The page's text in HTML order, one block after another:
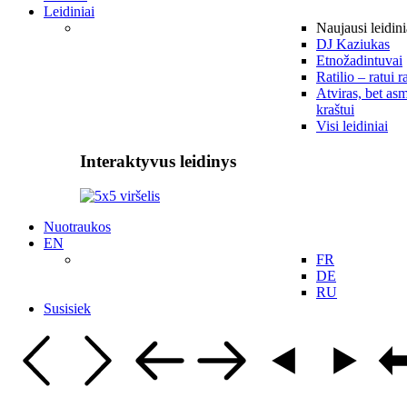
Leidiniai
Naujausi
DJ Kaziukas
Etnožadintuvai
Ratilio – ratui
Atviras, bet
kraštui
Visi leidiniai
Interaktyvus leidinys
Nuotraukos
EN
FR
DE
RU
Susisiek